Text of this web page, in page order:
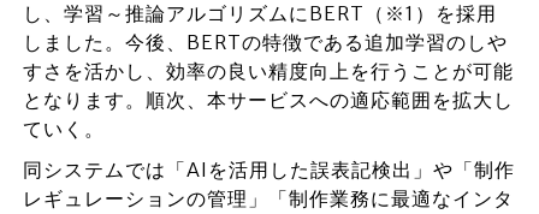
し、学習～推論アルゴリズムにBERT（※1）を採用
しました。今後、BERTの特徴である追加学習のしや
すさを活かし、効率の良い精度向上を行うことが可能
となります。順次、本サービスへの適応範囲を拡大し
ていく。
同システムでは「AIを活用した誤表記検出」や「制作
レギュレーションの管理」「制作業務に最適なインタ